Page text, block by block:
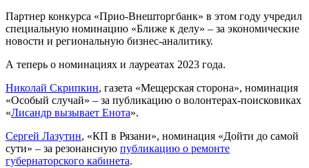
Партнер конкурса «Прио-Внешторгбанк» в этом году учредил
специальную номинацию «Ближе к делу» – за экономические
новости и региональную бизнес-аналитику.
А теперь о номинациях и лауреатах 2023 года.
Николай Скрипкин, газета «Мещерская сторона», номинация
«Особый случай» – за публикацию о волонтерах-поисковиках
«Лисандр вызывает Енота».
Сергей Лазутин, «КП в Рязани», номинация «Дойти до самой
сути» – за резонансную публикацию о ремонте
губернаторского кабинета.